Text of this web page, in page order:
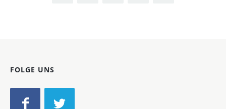
FOLGE UNS